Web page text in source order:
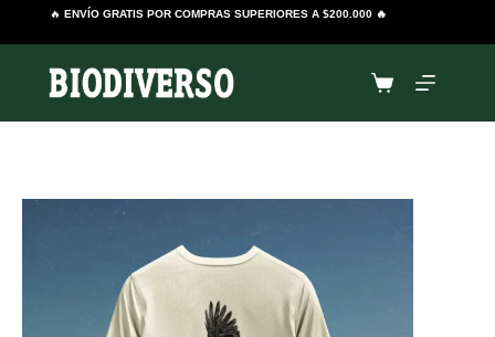
contenido
🔥 ENVÍO GRATIS POR COMPRAS SUPERIORES A $200.000 🔥
Carro